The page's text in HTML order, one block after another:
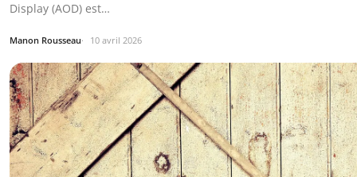
Display (AOD) est…
Manon Rousseau 10 avril 2026